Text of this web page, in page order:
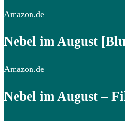
Amazon.de
Nebel im August
Amazon.de
Nebel im August –